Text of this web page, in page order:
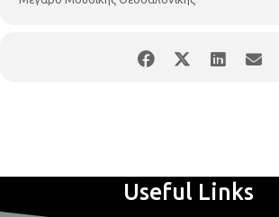
Johann Strauss Ensemble
Μουσική διεύθυνση, βιολί
Useful Links